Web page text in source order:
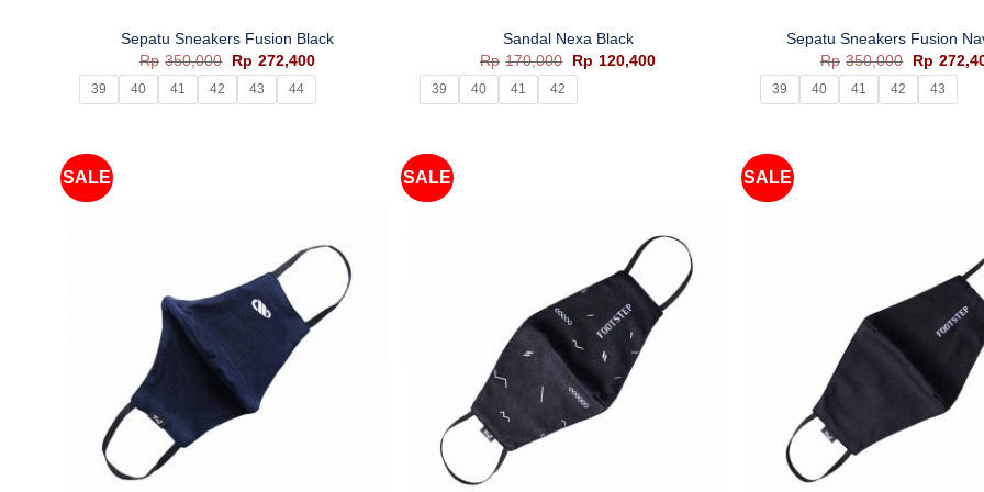
Sepatu Sneakers Fusion Black
Rp 350,000
Harga
aslinya
adalah:
Rp350,000.
Rp 272,400Harga
saat
adalah:
39 40 41 42 43 44
Sandal Nexa Black
Rp 170,000
Harga
aslinya
Rp170,000.
Rp 120,400Harga
39 40 41 42
Sepatu Sneakers Fusion
Rp 350,000
Harga
aslinya
adalah:
Rp350,000.
Rp
39 40 41 42 43
SALE SALE SALE